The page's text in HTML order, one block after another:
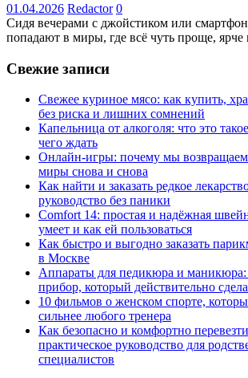
01.04.2026 Redactor 0
Сидя вечерами с джойстиком или
попадают в миры, где всё чуть проще, ярче
Свежие записи
Свежее куриное мясо: как купить,
без риска и лишних сомнений
Капельница от алкоголя: что это
чего ждать
Онлайн-игры: почему мы
миры снова и снова
Как найти и заказать редкое
руководство без паники
Comfort 14: простая и надёжная
умеет и как ей пользоваться
Как быстро и выгодно заказать
в Москве
Аппараты для педикюра и маникюра:
прибор, который действительно
10 фильмов о женском спорте,
сильнее любого тренера
Как безопасно и комфортно
практическое руководство для
специалистов